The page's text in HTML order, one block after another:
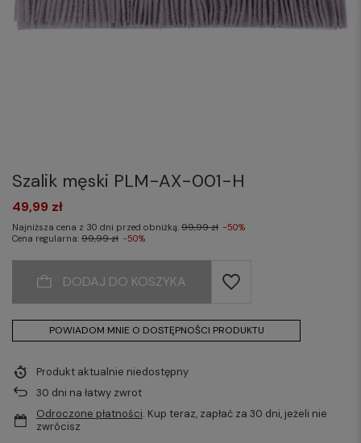
Szalik męski PLM-AX-001-H
49,99 zł
Najniższa cena z 30 dni przed obniżką: 99,99 zł -50%
Cena regularna: 99,99 zł -50%
DODAJ DO KOSZYKA
POWIADOM MNIE O DOSTĘPNOŚCI PRODUKTU
Produkt aktualnie niedostępny
30 dni na łatwy zwrot
Odroczone płatności. Kup teraz, zapłać za 30 dni, jeżeli nie
zwrócisz